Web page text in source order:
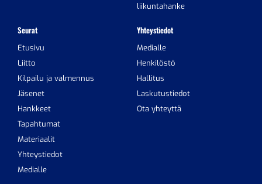
liikuntahanke
Seurat
Etusivu
Liitto
Kilpailu ja valmennus
Jäsenet
Hankkeet
Tapahtumat
Materiaalit
Yhteystiedot
Medialle
Yhteystiedot
Medialle
Henkilöstö
Hallitus
Laskutustiedot
Ota yhteyttä